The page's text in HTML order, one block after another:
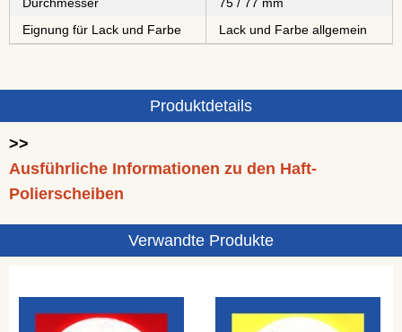
Eignung für Lack und Farbe
Lack und Farbe allgemein
Produktdetails
>>
Ausführliche Informationen zu den Haft-
Polierscheiben
Verwandte Produkte